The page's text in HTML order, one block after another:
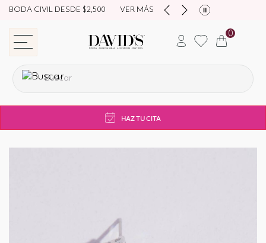
BODA CIVIL DESDE $2,500 VER MÁS
store navigation
0
HAZ TU CITA